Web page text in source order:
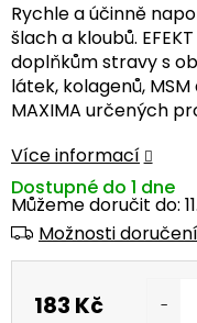
Rychle a účinně
šlach a kloubů.
doplňkům stravy s
látek, kolagenů,
MAXIMA určených
Více informací
Můžeme doručit do:
Možnosti doručení
Dostupné do 1 dne
183 Kč